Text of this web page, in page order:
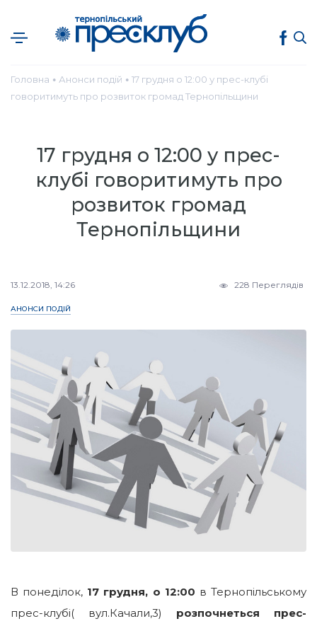
Головна ● Анонси подій ● 17 грудня о 12:00 у прес-клубі
говоритимуть про розвиток громад Тернопільщини
17 грудня о 12:00 у прес-
клубі говоритимуть про
розвиток громад
Тернопільщини
13.12.2018, 14:26 228 Переглядів
АНОНСИ ПОДІЙ
В понеділок, 17 грудня, о 12:00 в Тернопільському
прес-клубі( вул.Качали,3)
розпочнеться прес-